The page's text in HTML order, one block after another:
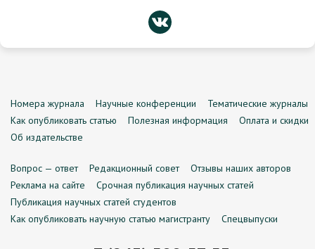
Номера журнала Научные конференции
Тематические журналы
Как опубликовать статью
Полезная информация
Оплата и скидки
Об издательстве
Вопрос — ответ Редакционный совет
Отзывы наших авторов
Реклама на сайте
Срочная публикация научных статей
Публикация научных статей студентов
Как опубликовать научную статью магистранту
Спецвыпуски